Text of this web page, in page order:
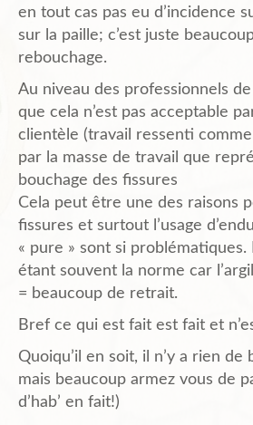
Biblio.
Contact
en tout cas pas eu d’incidence
sur la paille; c’est juste
rebouchage.
Au niveau des professionnels de
que cela n’est pas acceptable
clientèle (travail ressenti
par la masse de travail que
bouchage des fissures
Cela peut être une des raisons
fissures et surtout l’usage
« pure » sont si problématiques.
étant souvent la norme car
= beaucoup de retrait.
Bref ce qui est fait est fait et
Quoiqu’il en soit, il n’y a rien de
mais beaucoup armez vous de
d’hab’ en fait!)